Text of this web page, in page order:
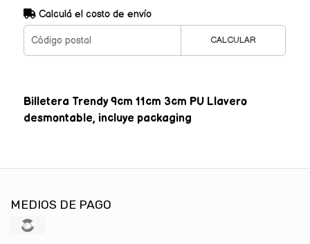
Calculá el costo de envío
CALCULAR
Billetera Trendy 9cm 11cm 3cm PU Llavero
desmontable, incluye packaging
MEDIOS DE PAGO